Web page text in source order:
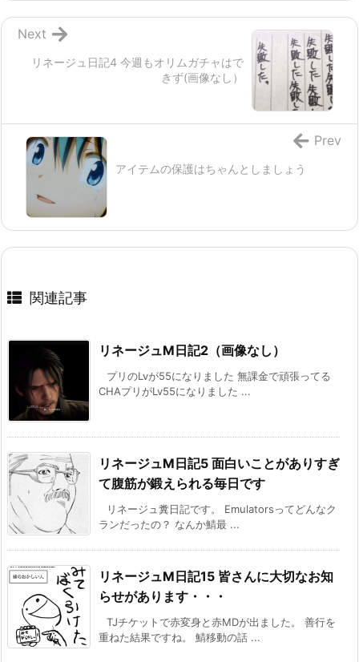
リネージュ日記4 今週もオリムガチャはで
きず(画像なし）
Next
アイテムの保護はちゃんとしましょう
Prev
関連記事
リネージュM日記2（画像なし）
プリのLvが55になりました 無課金で頑張ってる
CHAプリがLv55になりました ...
リネージュM日記5 面白いことがありすぎ
て腹筋が鍛えられる毎日です
リネージュ糞日記です。 Emulatorsってどんなク
ランだったの？ なんか鯖最 ...
リネージュM日記15 皆さんに大切なお知
らせがあります・・・
TJチケットで赤変身と赤MDが出ました。 善行を
重ねた結果ですね。 鯖移動の話 ...